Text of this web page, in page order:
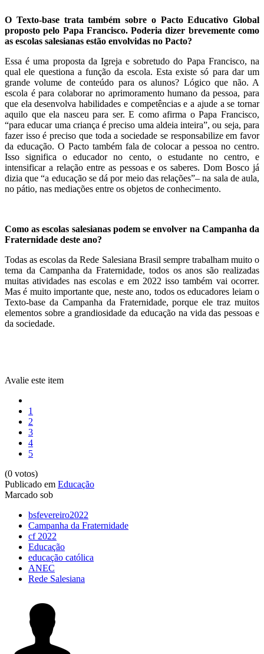
O Texto-base trata também sobre o Pacto Educativo Global
proposto pelo Papa Francisco. Poderia dizer brevemente como
as escolas salesianas estão envolvidas no Pacto?
Essa é uma proposta da Igreja e sobretudo do Papa Francisco, na
qual ele questiona a função da escola. Esta existe só para dar um
grande volume de conteúdo para os alunos? Lógico que não. A
escola é para colaborar no aprimoramento humano da pessoa, para
que ela desenvolva habilidades e competências e a ajude a se tornar
aquilo que ela nasceu para ser. E como afirma o Papa Francisco,
“para educar uma criança é preciso uma aldeia inteira”, ou seja, para
fazer isso é preciso que toda a sociedade se responsabilize em favor
da educação. O Pacto também fala de colocar a pessoa no centro.
Isso significa o educador no cento, o estudante no centro, e
intensificar a relação entre as pessoas e os saberes. Dom Bosco já
dizia que “a educação se dá por meio das relações”– na sala de aula,
no pátio, nas mediações entre os objetos de conhecimento.
Como as escolas salesianas podem se envolver na Campanha da
Fraternidade deste ano?
Todas as escolas da Rede Salesiana Brasil sempre trabalham muito o
tema da Campanha da Fraternidade, todos os anos são realizadas
muitas atividades nas escolas e em 2022 isso também vai ocorrer.
Mas é muito importante que, neste ano, todos os educadores leiam o
Texto-base da Campanha da Fraternidade, porque ele traz muitos
elementos sobre a grandiosidade da educação na vida das pessoas e
da sociedade.
Avalie este item
1
2
3
4
5
(0 votos)
Publicado em Educação
Marcado sob
bsfevereiro2022
Campanha da Fraternidade
cf 2022
Educação
educação católica
ANEC
Rede Salesiana